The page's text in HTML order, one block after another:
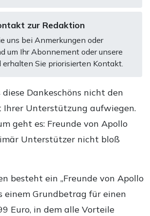
zur Redaktion
uns bei Anmerkungen oder
um Ihr Abonnement oder unsere
Sie priorisierten Kontakt.
Dankeschöns nicht den
Ihrer Unterstützung aufwiegen.
geht es: Freunde von Apollo
Unterstützer nicht bloß
besteht ein „Freunde von Apollo
einem Grundbetrag für einen
Euro, in dem alle Vorteile